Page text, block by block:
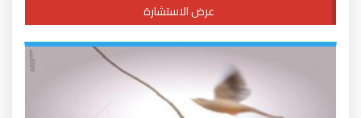
عرض الاستشارة